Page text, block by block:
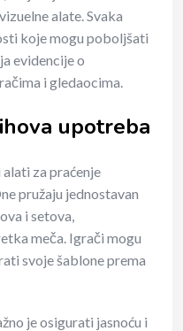
alate. Svaka
koje mogu poboljšati
evidencije o
i gledaocima.
upotreba
za praćenje
pružaju jednostavan
i setova,
meča. Igrači mogu
svoje šablone prema
je osigurati jasnoću i